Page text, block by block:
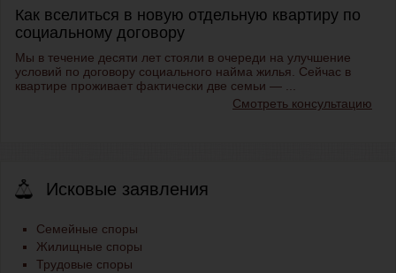
Как вселиться в новую отдельную квартиру по
социальному договору
Мы в течение десяти лет стояли в очереди на улучшение
условий по договору социального найма жилья. Сейчас в
квартире проживает фактически две семьи — ...
Смотреть консультацию
Исковые заявления
Семейные споры
Жилищные споры
Трудовые споры